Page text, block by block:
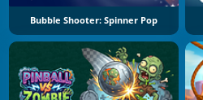
Bubble Shooter: Spinner Pop